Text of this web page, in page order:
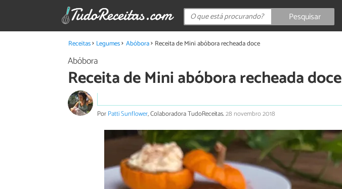
Pesquisar
Receitas Legumes Abóbora Receita de Mini abóbora recheada doce
Abóbora
Receita de Mini abóbora recheada doce
PorPatti Sunflower, Colaboradora TudoReceitas.28 novembro 2018